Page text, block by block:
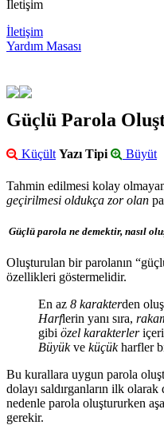
İletişim
İletişim
Yardım Masası
Güçlü Parola
Küçült Yazı Tipi Büyüt
Tahmin edilmesi kolay
geçirilmesi oldukça zor olan
Güçlü parola ne demektir, nasıl
Oluşturulan bir parolanın
özellikleri göstermelidir.
En az 8 karakterden
Harflerin yanı sıra,
gibi özel karakterler
Büyük ve küçük harfler
Bu kurallara uygun parola
dolayı saldırganların ilk
nedenle parola oluştururken
gerekir.